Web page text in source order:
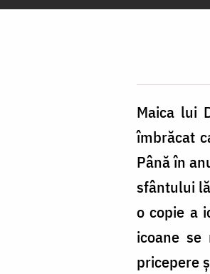
Maicii
Maica lui
îmbrăcat
Până în
sfântului
o copie a
icoane
pricepere